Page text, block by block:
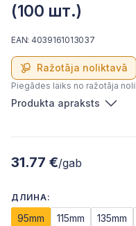
(100 шт.)
Ražotāja noliktavā
EAN: 4039161013037
Piegādes laiks no ražotāja
Produkta apraksts
31.77 €/gab
ДЛИНА:
95mm 115mm 135mm